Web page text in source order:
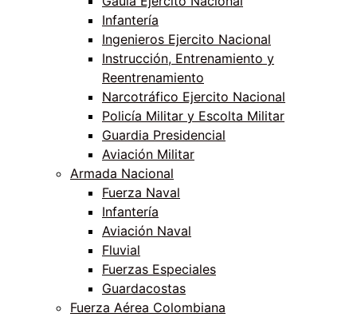
Infantería
Ingenieros Ejercito Nacional
Instrucción, Entrenamiento y
Reentrenamiento
Narcotráfico Ejercito Nacional
Policía Militar y Escolta Militar
Guardia Presidencial
Aviación Militar
Armada Nacional
Fuerza Naval
Infantería
Aviación Naval
Fluvial
Fuerzas Especiales
Guardacostas
Fuerza Aérea Colombiana